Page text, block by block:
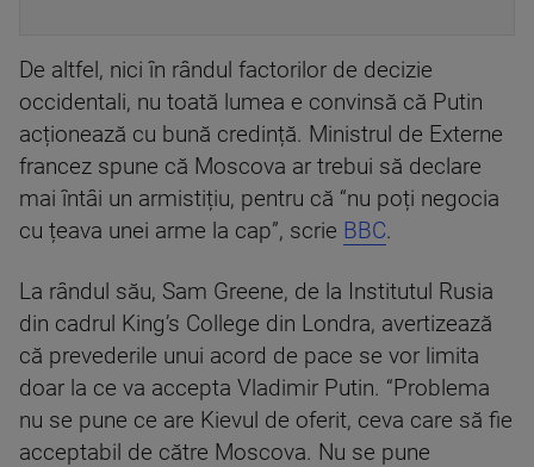
De altfel, nici în rândul factorilor de decizie
occidentali, nu toată lumea e convinsă că Putin
acționează cu bună credință. Ministrul de Externe
francez spune că Moscova ar trebui să declare
mai întâi un armistițiu, pentru că “nu poți negocia
cu țeava unei arme la cap”, scrie BBC.
La rândul său, Sam Greene, de la Institutul Rusia
din cadrul King’s College din Londra, avertizează
că prevederile unui acord de pace se vor limita
doar la ce va accepta Vladimir Putin. “Problema
nu se pune ce are Kievul de oferit, ceva care să fie
acceptabil de către Moscova. Nu se pune